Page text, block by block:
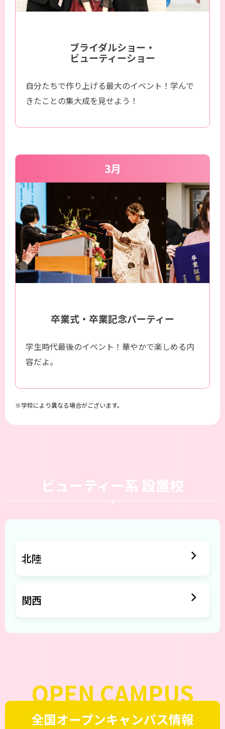
ブライダルショー・
ビューティーショー
自分たちで作り上げる最大のイベント！学んで
きたことの集大成を見せよう！
3月
卒業式・卒業記念パーティー
学生時代最後のイベント！華やかで楽しめる内
容だよ。
学校により異なる場合がございます。
ビューティー系 設置校
北陸
関西
OPEN CAMPUS
全国オープンキャンパス情報